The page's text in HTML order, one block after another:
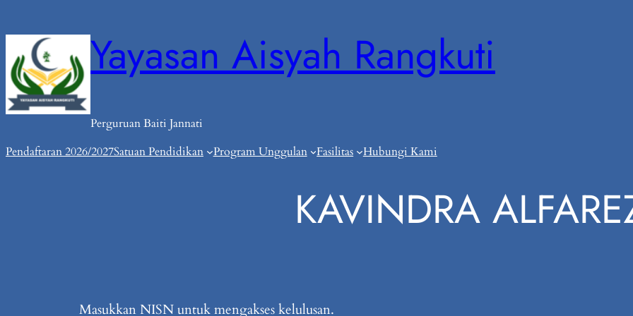
to
content
Yayasan Aisyah Rangkuti
Perguruan Baiti Jannati
Pendaftaran 2026/2027Satuan Pendidikan Program Unggulan Fasilitas Hubungi Kami
KAVINDRA
Masukkan NISN untuk mengakses kelulusan.